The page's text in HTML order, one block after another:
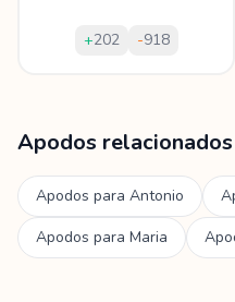
+202 -918
Apodos relacionados
Apodos para Antonio
Apodos para Maria